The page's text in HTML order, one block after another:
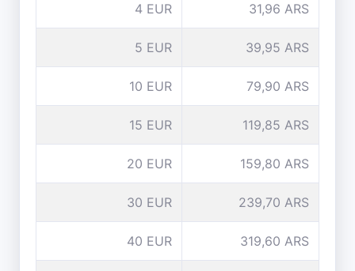
4 EUR 31,96 ARS
5 EUR 39,95 ARS
10 EUR 79,90 ARS
15 EUR 119,85 ARS
20 EUR 159,80 ARS
30 EUR 239,70 ARS
40 EUR 319,60 ARS